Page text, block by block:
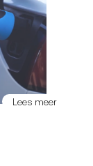
Lees meer